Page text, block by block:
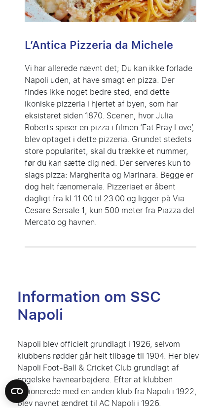
L’Antica Pizzeria da Michele
Vi har allerede nævnt det; Du kan ikke forlade
Napoli uden, at have smagt en pizza. Der
findes ikke noget bedre sted, end dette
ikoniske pizzeria i hjertet af byen, som har
eksisteret siden 1870. Scenen, hvor Julia
Roberts spiser en pizza i filmen ‘Eat Pray Love’,
blev optaget i dette pizzeria. Grundet stedets
store popularitet, skal du trække et nummer,
før du kan sætte dig ned. Der serveres kun to
slags pizza: Margherita og Marinara. Begge er
dog helt fænomenale. Pizzeriaet er åbent
dagligt fra kl.11.00 til 23.00 og ligger på Via
Cesare Sersale 1, kun 500 meter fra Piazza del
Mercato og havnen.
Information om SSC
Napoli
Napoli blev officielt grundlagt i 1926, selvom
klubbens rødder går helt tilbage til 1904. Her blev
Napoli Foot-Ball & Cricket Club grundlagt af
engelske havnearbejdere. Efter at klubben
fusionerede med en anden klub fra Napoli i 1922,
blev navnet ændret til AC Napoli i 1926.